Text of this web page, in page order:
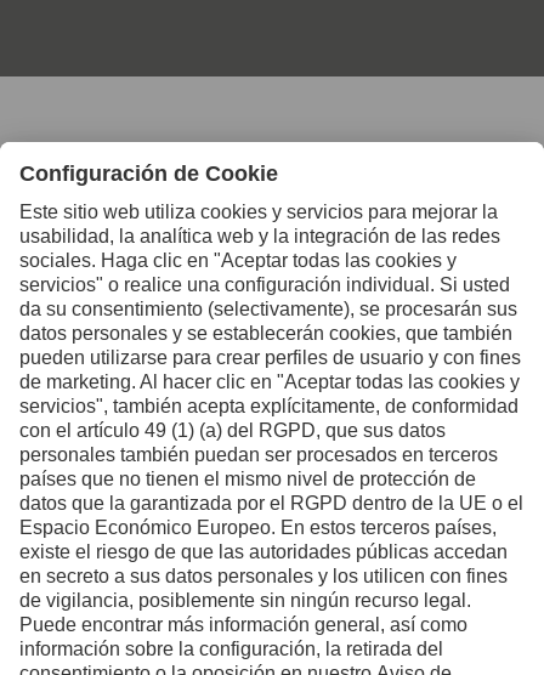
Contacte con nosotros si
desea más información
Contacto
Facebook
Instagram